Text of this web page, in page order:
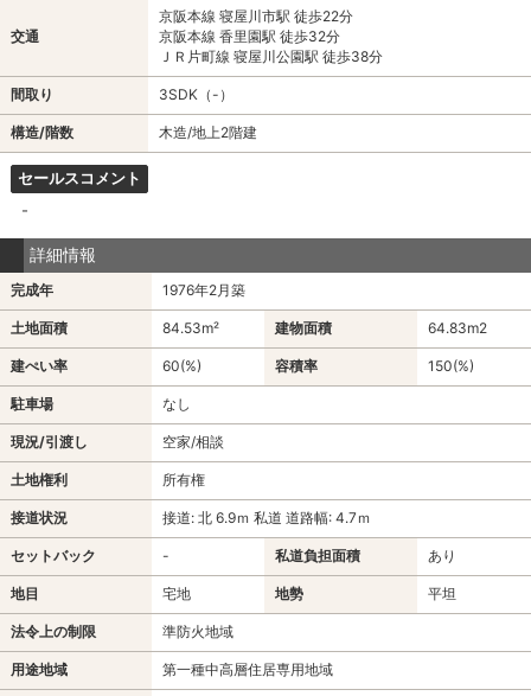
交通
京阪本線 寝屋川市駅 徒歩22分
京阪本線 香里園駅 徒歩32分
ＪＲ片町線 寝屋川公園駅 徒歩38分
間取り 3SDK（-）
構造/階数 木造/地上2階建
セールスコメント
-
詳細情報
完成年 1976年2月築
土地面積 84.53m² 建物面積 64.83m2
建ぺい率 60(%) 容積率 150(%)
駐車場 なし
現況/引渡し 空家/相談
土地権利 所有権
接道状況 接道: 北 6.9ｍ 私道 道路幅: 4.7ｍ
セットバック - 私道負担面積 あり
地目 宅地 地勢 平坦
法令上の制限 準防火地域
用途地域 第一種中高層住居専用地域